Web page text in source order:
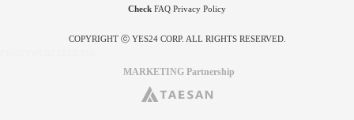
Check FAQ Privacy Policy
COPYRIGHT ⓒ YES24 CORP. ALL RIGHTS RESERVED.
MARKETING Partnership